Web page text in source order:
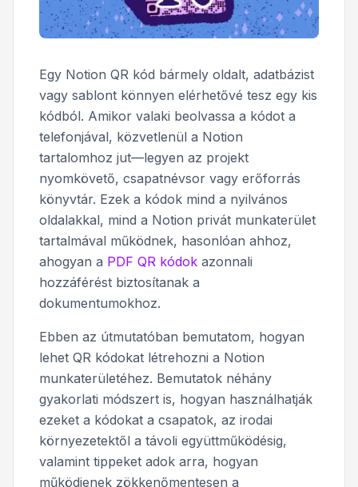
Egy Notion QR kód bármely oldalt, adatbázist
vagy sablont könnyen elérhetővé tesz egy kis
kódból. Amikor valaki beolvassa a kódot a
telefonjával, közvetlenül a Notion
tartalomhoz jut—legyen az projekt
nyomkövető, csapatnévsor vagy erőforrás
könyvtár. Ezek a kódok mind a nyilvános
oldalakkal, mind a Notion privát munkaterület
tartalmával működnek, hasonlóan ahhoz,
ahogyan a PDF QR kódok azonnali
hozzáférést biztosítanak a
dokumentumokhoz.
Ebben az útmutatóban bemutatom, hogyan
lehet QR kódokat létrehozni a Notion
munkaterületéhez. Bemutatok néhány
gyakorlati módszert is, hogyan használhatják
ezeket a kódokat a csapatok, az irodai
környezetektől a távoli együttműködésig,
valamint tippeket adok arra, hogyan
működjenek zökkenőmentesen a